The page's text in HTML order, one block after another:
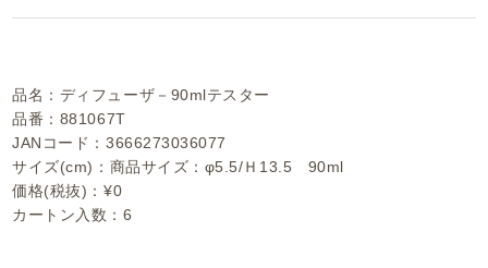
品名：ディフューザ－90mlテスター
品番：881067T
JANコード：3666273036077
サイズ(cm)：商品サイズ：φ5.5/Ｈ13.5 90ml
価格(税抜)：¥0
カートン入数：6